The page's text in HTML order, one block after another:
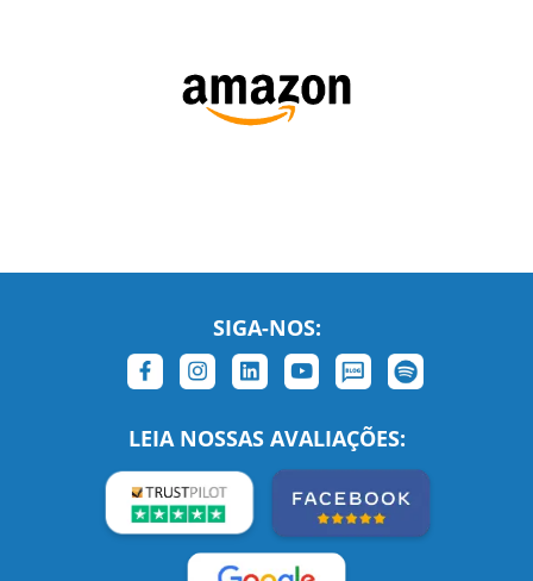
SIGA-NOS:
LEIA NOSSAS AVALIAÇÕES: